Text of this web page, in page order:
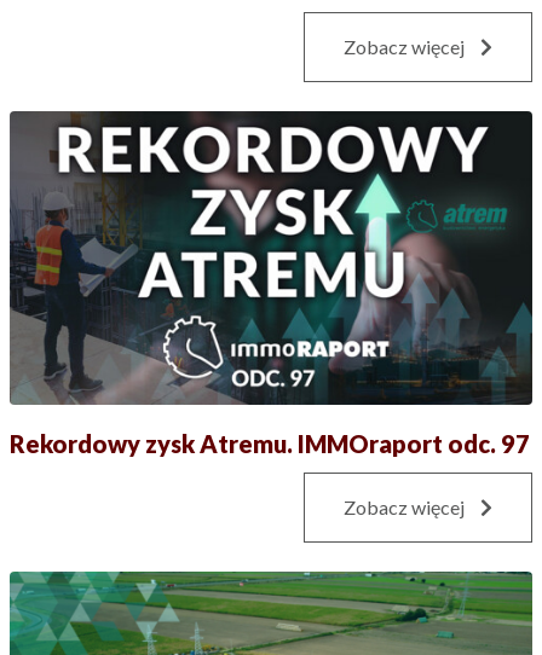
Zobacz więcej
Rekordowy zysk Atremu. IMMOraport odc. 97
Zobacz więcej